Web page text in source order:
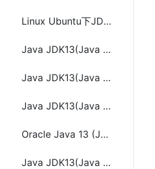
Linux Ubuntu下JDK10的安装与配置方法
Java JDK13(Java 13) 在windows上安装与环境变量配置
Java JDK13(Java 13) 在Linux上安装与环境变量配置
Java JDK13(Java 13) 在Mac上的安装和配置变量及多JDK版本切换
Oracle Java 13 (JDK 13)在Ubuntu、Linux Mint或Debian(使用PPA)安装配置
Java JDK13(Java 13)在CentOS/RHEL 7/8和Fedora 30/31上安装和环境变量配置